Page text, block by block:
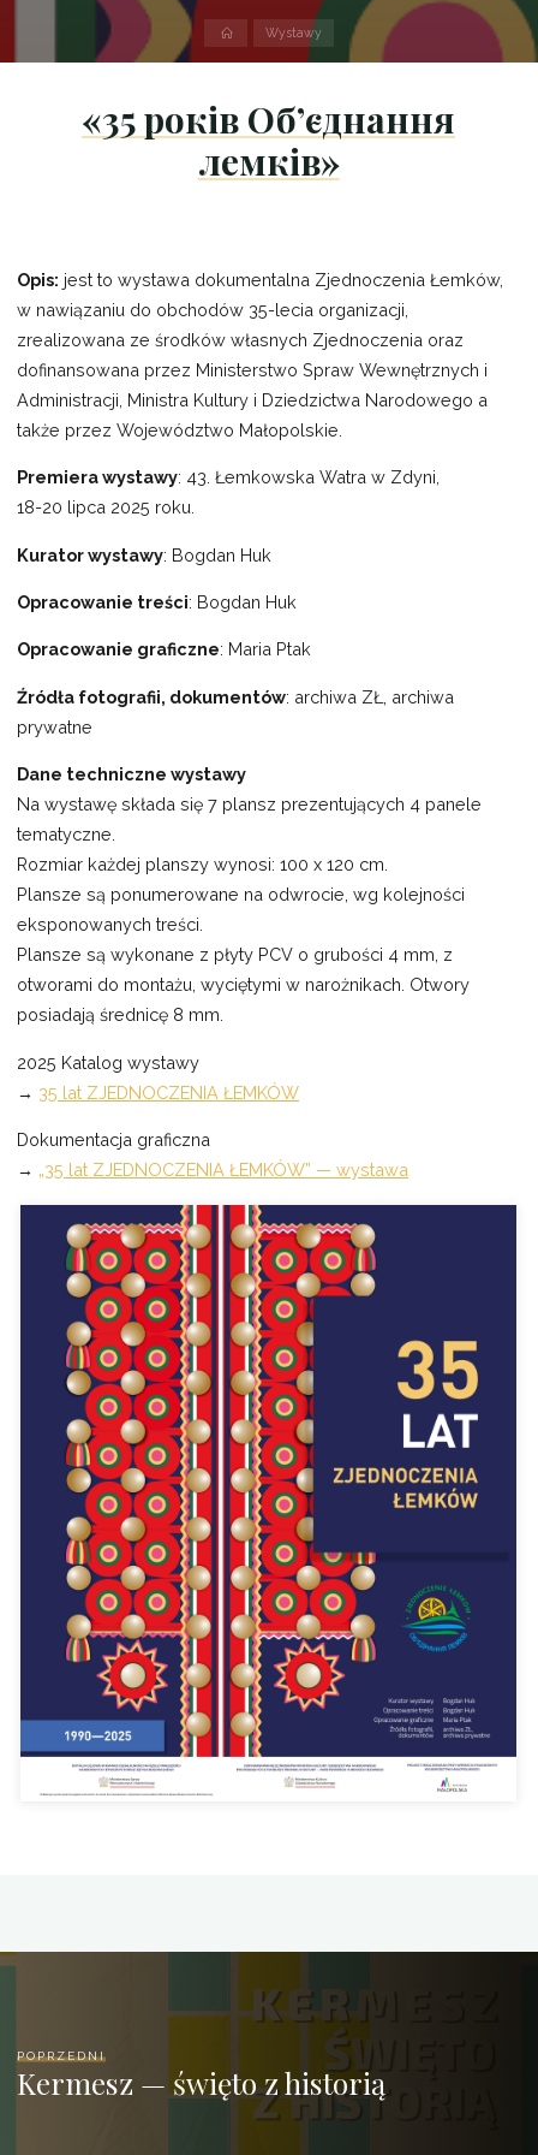
StronaWystawy
«35 років Об’єднання
лемків»
Opis: jest to wystawa dokumentalna Zjednoczenia Łemków,
w nawiązaniu do obchodów 35-lecia organizacji,
zrealizowana ze środków własnych Zjednoczenia oraz
dofinansowana przez Ministerstwo Spraw Wewnętrznych i
Administracji, Ministra Kultury i Dziedzictwa Narodowego a
także przez Województwo Małopolskie.
Premiera wystawy: 43. Łemkowska Watra w Zdyni,
18-20 lipca 2025 roku.
Kurator wystawy: Bogdan Huk
Opracowanie treści: Bogdan Huk
Opracowanie graficzne: Maria Ptak
Źródła fotografii, dokumentów: archiwa ZŁ, archiwa
prywatne
Dane techniczne wystawy
Na wystawę składa się 7 plansz prezentujących 4 panele
tematyczne.
Rozmiar każdej planszy wynosi: 100 x 120 cm.
Plansze są ponumerowane na odwrocie, wg kolejności
eksponowanych treści.
Plansze są wykonane z płyty PCV o grubości 4 mm, z
otworami do montażu, wyciętymi w narożnikach. Otwory
posiadają średnicę 8 mm.
2025 Katalog wystawy
→ 35 lat ZJEDNOCZENIA ŁEMKÓW
Dokumentacja graficzna
→ „35 lat ZJEDNOCZENIA ŁEMKÓW” — wystawa
POPRZEDNI
Kermesz — święto z historią